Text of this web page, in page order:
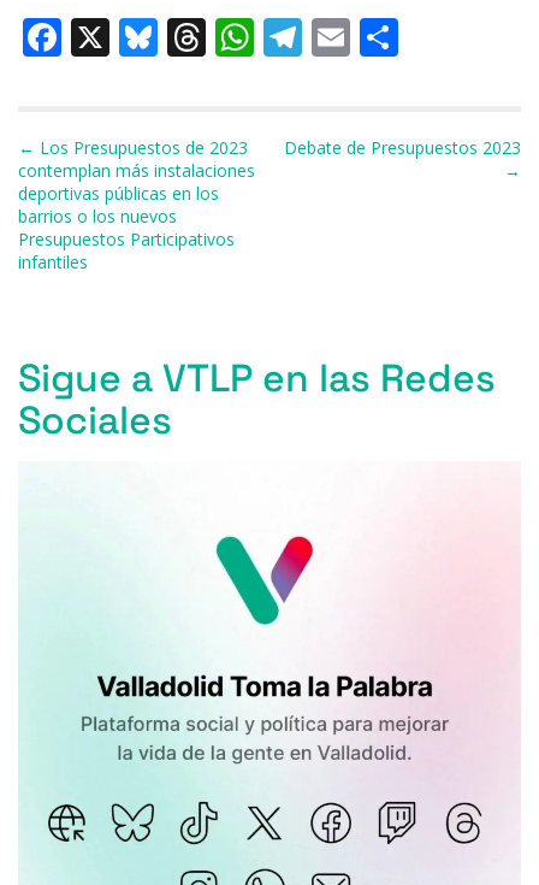
F
e
b
o
o
X
Bl
s
k
y
T
a
d
s
W T
gr
E
l
p
Navegación de entradas
← Los Presupuestos de 2023
contemplan más instalaciones
deportivas públicas en los
barrios o los nuevos
Presupuestos Participativos
infantiles
Debate de Presupuestos 2023
→
Sigue a VTLP en las Redes
Sociales